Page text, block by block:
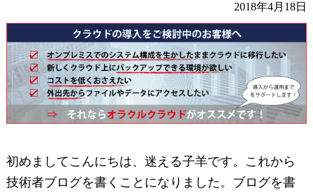
2018年4月18日
初めましてこんにちは、迷える子羊です。これから
技術者ブログを書くことになりました。ブログを書